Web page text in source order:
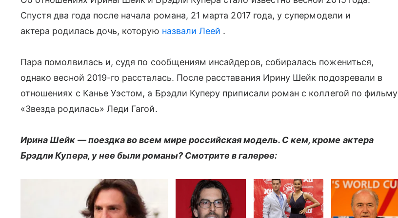
Спустя два года после начала романа, 21 марта 2017 года, у супермодели и
актера родилась дочь, которую назвали Леей .
Пара помолвилась и, судя по сообщениям инсайдеров, собиралась пожениться,
однако весной 2019-го рассталась. После расставания Ирину Шейк подозревали в
отношениях с Канье Уэстом, а Брэдли Куперу приписали роман с коллегой по фильму
«Звезда родилась» Леди Гагой.
Ирина Шейк — поездка во всем мире российская модель. С кем, кроме актера
Брэдли Купера, у нее были романы? Смотрите в галерее: